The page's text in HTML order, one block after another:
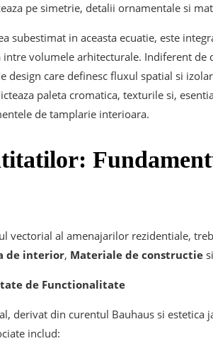
pe simetrie, detalii ornamentale si
subestimat in aceasta ecuatie, este
volumele arhitecturale. Indiferent de
design care definesc fluxul spatial si
paleta cromatica, texturile si,
de tamplarie interioara.
vectorial al amenajarilor rezidentiale,
de interior, Materiale de constructie si
de Functionalitate
derivat din curentul Bauhaus si estetica
includ: